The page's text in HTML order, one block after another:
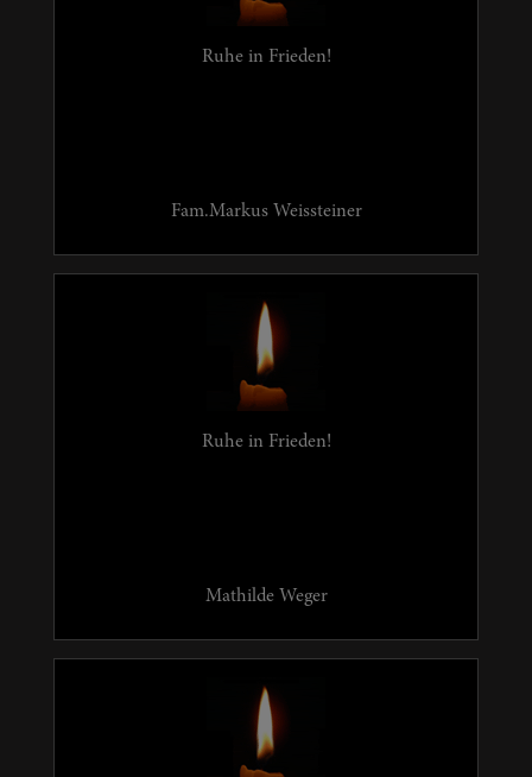
Ruhe in Frieden!
Fam.Markus Weissteiner
Ruhe in Frieden!
Mathilde Weger